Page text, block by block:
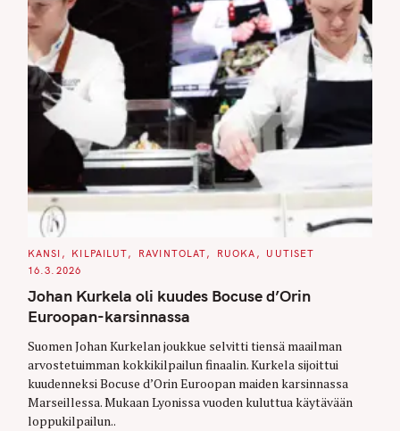
C
T
G
R
S
KANSI KILPAILUT RAVINTOLAT RUOKA
UUTISET
16.3.2026
Johan Kurkela oli kuudes Bocuse d’Orin
Euroopan-karsinnassa
Suomen Johan Kurkelan joukkue selvitti tiensä maailman
arvostetuimman kokkikilpailun finaalin. Kurkela sijoittui
kuudenneksi Bocuse d’Orin Euroopan maiden karsinnassa
Marseillessa. Mukaan Lyonissa vuoden kuluttua käytävään
loppukilpailun..